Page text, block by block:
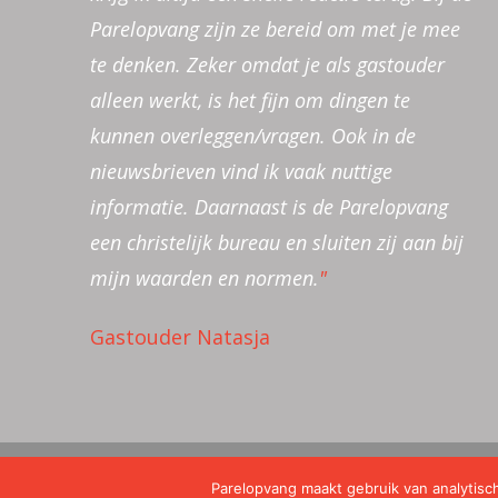
Parelopvang zijn ze bereid om met je mee
te denken. Zeker omdat je als gastouder
alleen werkt, is het fijn om dingen te
kunnen overleggen/vragen. Ook in de
nieuwsbrieven vind ik vaak nuttige
informatie. Daarnaast is de Parelopvang
een christelijk bureau en sluiten zij aan bij
mijn waarden en normen."
Gastouder Natasja
meer bieden in vorm van cursussen en
bewerkingsmatriaal. Zo kan je als
gastouder goede veilige opvang blijven
bieden. "
Dank voor het regelen! En voor de
makkelijke en zo het overkomt
gestroomlijnde manier van
communiceren."
iets geregeld moet worden, kan dat snel en
netjes gedaan worden. Door middel van de
nieuwsbrieven wordt je goed geïnformeerd
en een bijbels thema aangeleverd. Ik kan
cursussen volgen via Parelopvang. Zo
wordt ik goed ondersteund in mijn werk als
gastouder. Geweldig!"
belangrijke taak voor ons als gastouder.
Door middel van de verhalen uit de bijbel
geef je de kinderen mee dat de
geborgenheid bij God veel waarde heeft.
Disclaimer|Cookieverklaring
Parelopvang maakt gebruik van